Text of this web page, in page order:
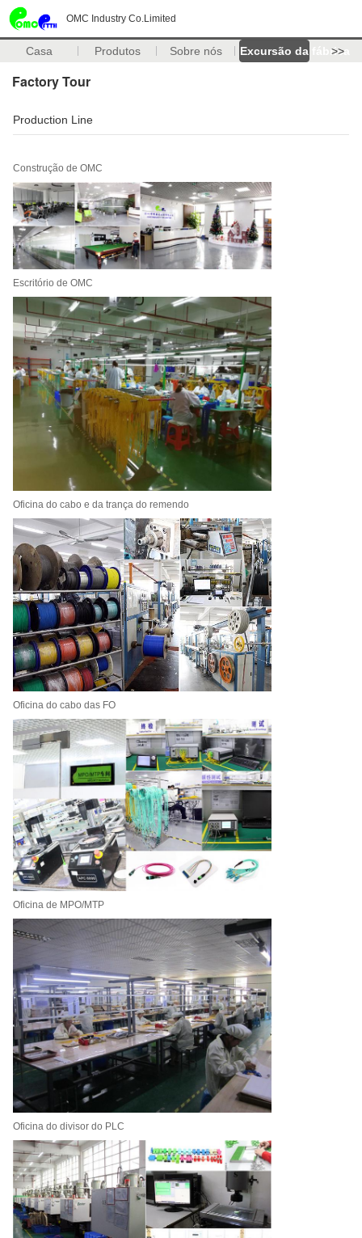
OMC Industry Co.Limited
Casa Produtos Sobre nós Excursão da fábrica
>>
Factory Tour
Production Line
Construção de OMC
Escritório de OMC
Oficina do cabo e da trança do remendo
Oficina do cabo das FO
Oficina de MPO/MTP
Oficina do divisor do PLC